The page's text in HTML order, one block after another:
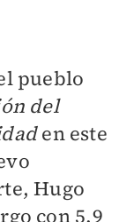
pueblo
del
en este
Hugo
con 5.9